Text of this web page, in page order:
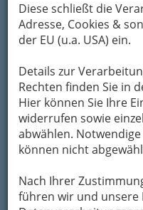
Diese schließt die
Adresse, Cookies &
der EU (u.a. USA) ein.
Details zur
Rechten finden Sie in
Hier können Sie Ihre
widerrufen sowie
abwählen.
können nicht
Nach Ihrer
führen wir und unsere
Karte
Adresse mit Google
Um die Info-Graz
bewahren,
Formular. Ihre
Absenden